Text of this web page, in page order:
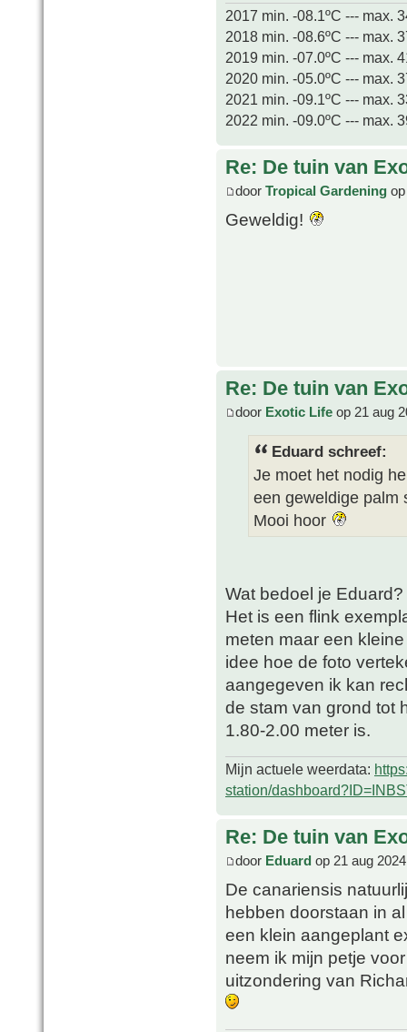
2017 min. -08.1ºC --- max.
2018 min. -08.6ºC --- max.
2019 min. -07.0ºC --- max.
2020 min. -05.0ºC --- max.
2021 min. -09.1ºC --- max.
2022 min. -09.0ºC --- max.
Re: De tuin van
door Tropical Gardening
Geweldig!
Re: De tuin van
door Exotic Life op 21 aug
Eduard schreef:
Je moet het nodig
een geweldige palm
Mooi hoor
Wat bedoel je Eduard?
Het is een flink
meten maar een
idee hoe de foto
aangegeven ik kan
de stam van grond tot
1.80-2.00 meter is.
Mijn actuele weerdata:
station/
Re: De tuin van
door Eduard op 21 aug
De canariensis
hebben doorstaan in
een klein aangeplant
neem ik mijn petje
uitzondering van